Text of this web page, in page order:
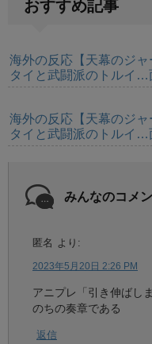
おすすめ記事
海外の反応【天幕のジ
タイと武闘派のトルイ…
海外の反応【天幕のジ
タイと武闘派のトルイ…
みんなのコメ
匿名 より:
2023年5月20日 2:26 PM
アニプレ「引き伸ばし
のちの奏章である
返信